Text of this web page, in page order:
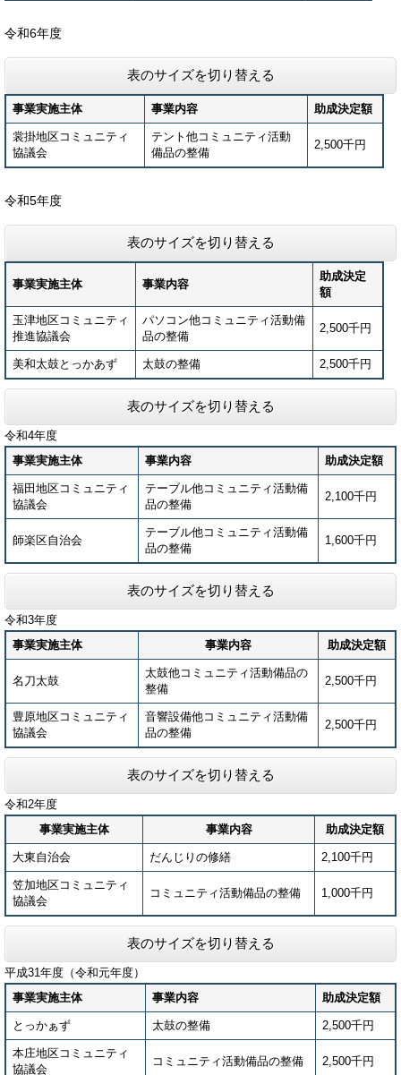
令和6年度
表のサイズを切り替える
事業実施主体 事業内容 助成決定額
裳掛地区コミュニティ
協議会
テント他コミュニティ活動
備品の整備
2,500千円
令和5年度
表のサイズを切り替える
事業実施主体 事業内容
助成決定
額
玉津地区コミュニティ
推進協議会
パソコン他コミュニティ活動備
品の整備
2,500千円
美和太鼓とっかあず 太鼓の整備 2,500千円
表のサイズを切り替える
令和4年度
事業実施主体
事業内容 助成決定額
福田地区コミュニティ
協議会
テーブル他コミュニティ活動備
品の整備
2,100千円
師楽区自治会
テーブル他コミュニティ活動備
品の整備
1,600千円
表のサイズを切り替える
令和3年度
事業実施主体
事業内容 助成決定額
名刀太鼓
太鼓他コミュニティ活動備品の
整備
2,500千円
豊原地区コミュニティ
協議会
音響設備他コミュニティ活動備
品の整備
2,500千円
表のサイズを切り替える
令和2年度
事業実施主体
事業内容 助成決定額
大東自治会 だんじりの修繕 2,100千円
笠加地区コミュニティ
協議会
コミュニティ活動備品の整備 1,000千円
表のサイズを切り替える
平成31年度（令和元年度）
事業実施主体
事業内容 助成決定額
とっかぁず 太鼓の整備 2,500千円
本庄地区コミュニティ
協議会
コミュニティ活動備品の整備 2,500千円